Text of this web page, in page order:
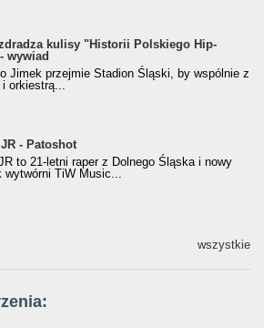
"Historii Polskiego Hip-
kulisy "Historii Polskiego Hip-
wywiad
Jimek przejmie Stadion Śląski, by wspólnie z
orkiestrą...
- Patoshot
to 21-letni raper z Dolnego Śląska i nowy
wytwórni TiW Music...
wszystkie